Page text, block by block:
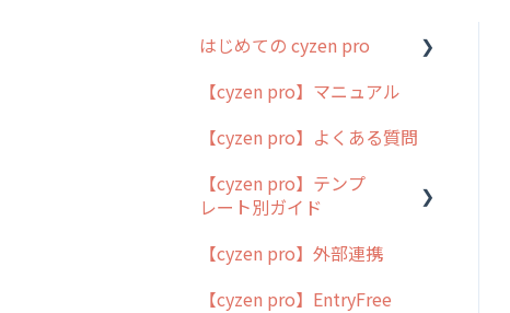
はじめての cyzen pro
cyzen pro とは？
簡易マニュアル
cyzen proの位置情報取得
について
用語集
よくある質問
【cyzen pro】マニュアル
【cyzen pro】よくある質問
【cyzen pro】テンプ
レート別ガイド
ポスティング
ラウンダー
【cyzen pro】外部連携
【cyzen pro】EntryFree